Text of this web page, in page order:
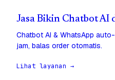
Jasa Bikin Chatbot AI
Chatbot AI & WhatsApp
jam, balas order otomatis.
Lihat layanan →